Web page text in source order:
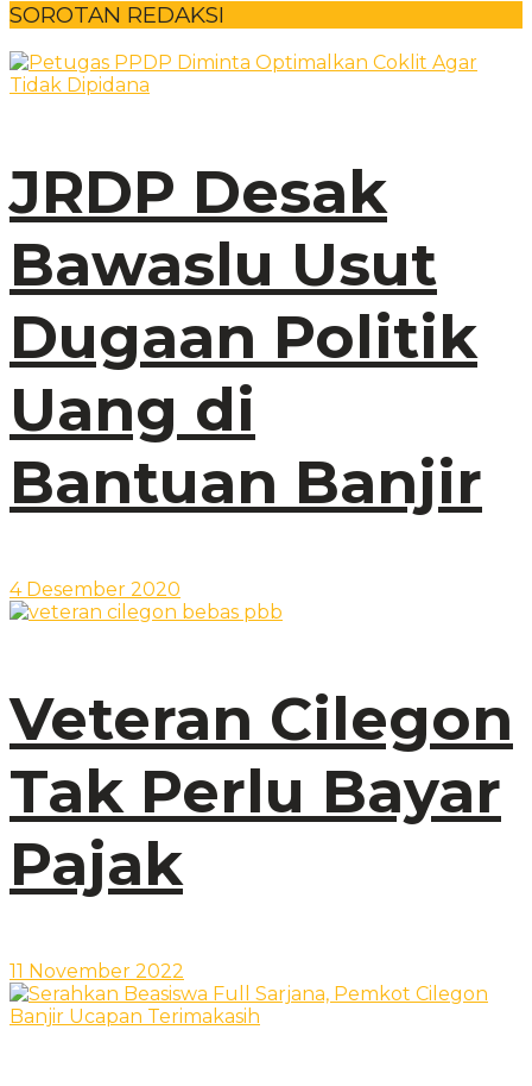
SOROTAN REDAKSI
JRDP Desak
Bawaslu Usut
Dugaan Politik
Uang di
Bantuan Banjir
4 Desember 2020
Veteran Cilegon
Tak Perlu Bayar
Pajak
11 November 2022